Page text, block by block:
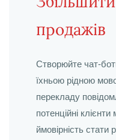
продажів
Створюйте чат-
їхньою рідною
перекладу
потенційні
ймовірність стати